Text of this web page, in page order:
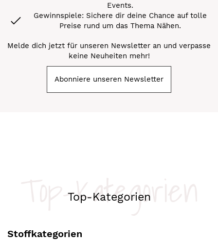
Events.
Gewinnspiele: Sichere dir deine Chance auf tolle
Preise rund um das Thema Nähen.
Melde dich jetzt für unseren Newsletter an und verpasse
keine Neuheiten mehr!
Abonniere unseren Newsletter
Top-Kategorien
Top-Kategorien
Stoffkategorien